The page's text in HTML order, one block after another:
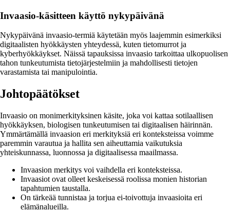
Invaasio-käsitteen käyttö nykypäivänä
Nykypäivänä invaasio-termiä käytetään myös laajemmin esimerkiksi
digitaalisten hyökkäysten yhteydessä, kuten tietomurrot ja
kyberhyökkäykset. Näissä tapauksissa invaasio tarkoittaa ulkopuolisen
tahon tunkeutumista tietojärjestelmiin ja mahdollisesti tietojen
varastamista tai manipulointia.
Johtopäätökset
Invaasio on monimerkityksinen käsite, joka voi kattaa sotilaallisen
hyökkäyksen, biologisen tunkeutumisen tai digitaalisen häirinnän.
Ymmärtämällä invaasion eri merkityksiä eri konteksteissa voimme
paremmin varautua ja hallita sen aiheuttamia vaikutuksia
yhteiskunnassa, luonnossa ja digitaalisessa maailmassa.
Invaasion merkitys voi vaihdella eri konteksteissa.
Invaasiot ovat olleet keskeisessä roolissa monien historian
tapahtumien taustalla.
On tärkeää tunnistaa ja torjua ei-toivottuja invaasioita eri
elämänalueilla.